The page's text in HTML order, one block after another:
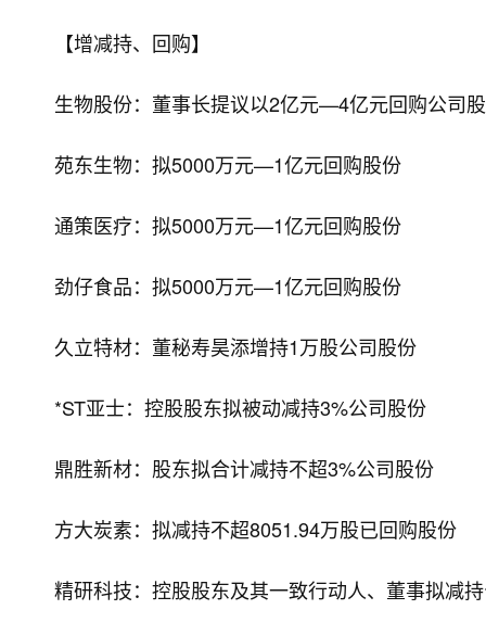
【增减持、回购】
生物股份：董事长提议以2亿元—4亿元回购公司
苑东生物：拟5000万元—1亿元回购股份
通策医疗：拟5000万元—1亿元回购股份
劲仔食品：拟5000万元—1亿元回购股份
久立特材：董秘寿昊添增持1万股公司股份
*ST亚士：控股股东拟被动减持3%公司股份
鼎胜新材：股东拟合计减持不超3%公司股份
方大炭素：拟减持不超8051.94万股已回购股份
精研科技：控股股东及其一致行动人、董事拟减